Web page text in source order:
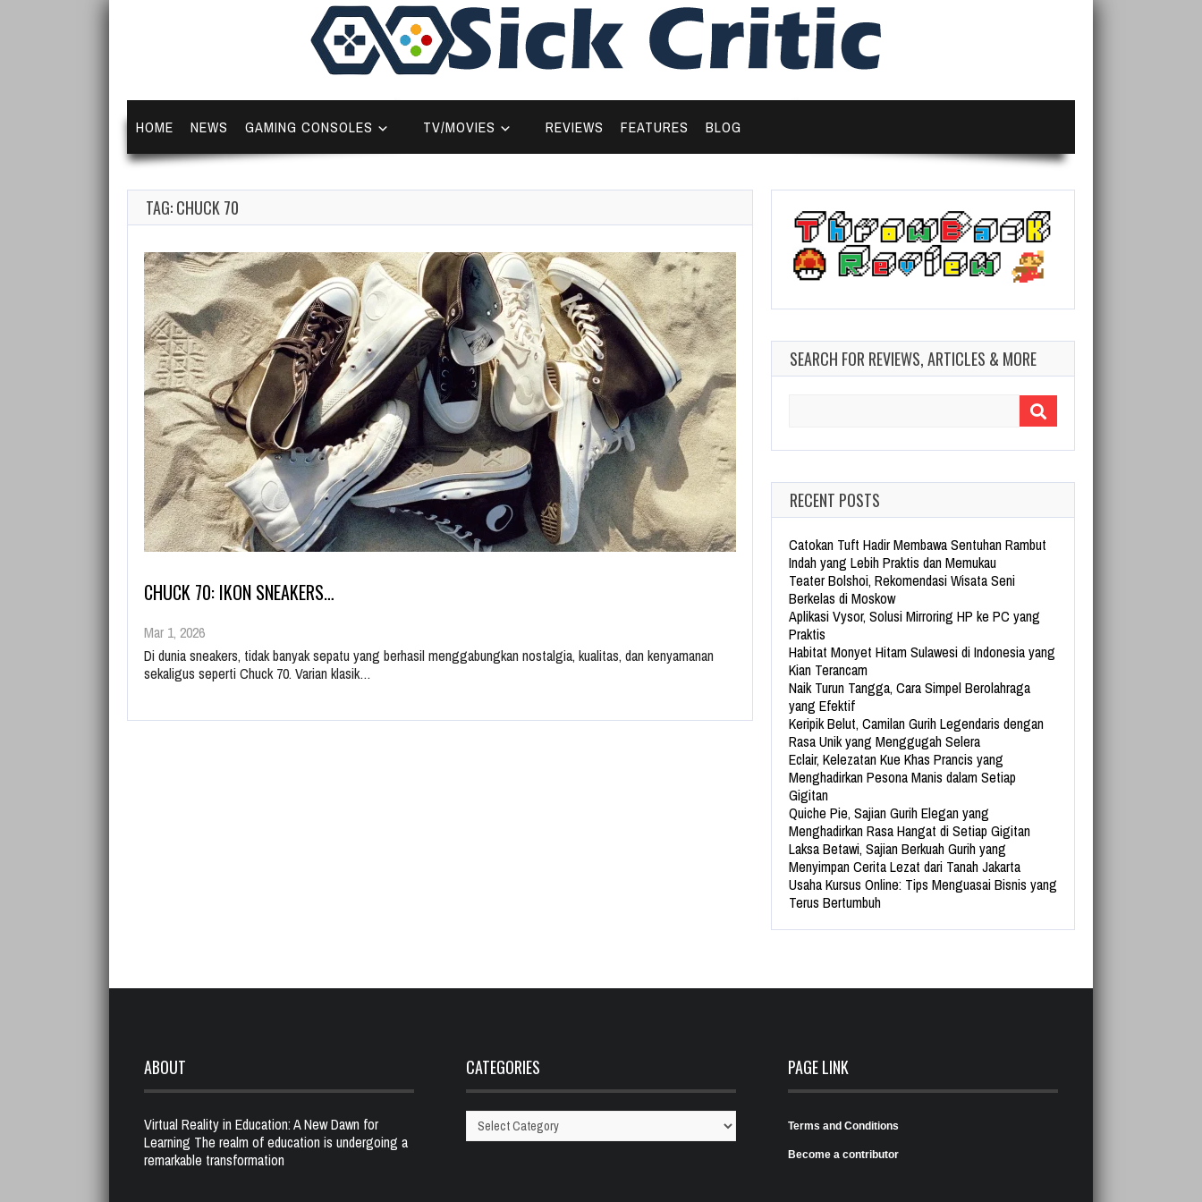
HOME NEWS GAMING CONSOLES TV/MOVIES REVIEWS FEATURES BLOG
TAG: CHUCK 70
CHUCK 70: IKON SNEAKERS…
Mar 1, 2026
Di dunia sneakers, tidak banyak sepatu yang berhasil menggabungkan nostalgia, kualitas, dan kenyamanan
sekaligus seperti Chuck 70. Varian klasik…
SEARCH FOR REVIEWS, ARTICLES & MORE
RECENT POSTS
Catokan Tuft Hadir Membawa Sentuhan Rambut
Indah yang Lebih Praktis dan Memukau
Teater Bolshoi, Rekomendasi Wisata Seni
Berkelas di Moskow
Aplikasi Vysor, Solusi Mirroring HP ke PC yang
Praktis
Habitat Monyet Hitam Sulawesi di Indonesia yang
Kian Terancam
Naik Turun Tangga, Cara Simpel Berolahraga
yang Efektif
Keripik Belut, Camilan Gurih Legendaris dengan
Rasa Unik yang Menggugah Selera
Eclair, Kelezatan Kue Khas Prancis yang
Menghadirkan Pesona Manis dalam Setiap
Gigitan
Quiche Pie, Sajian Gurih Elegan yang
Menghadirkan Rasa Hangat di Setiap Gigitan
Laksa Betawi, Sajian Berkuah Gurih yang
Menyimpan Cerita Lezat dari Tanah Jakarta
Usaha Kursus Online: Tips Menguasai Bisnis yang
Terus Bertumbuh
ABOUT
Virtual Reality in Education: A New Dawn for
Learning The realm of education is undergoing a
remarkable transformation
CATEGORIES
Categories
PAGE LINK
Terms and Conditions
Become a contributor